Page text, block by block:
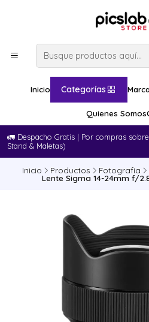
Inicio Categorías
Quienes Somos
🚛​ Despacho Gratis | Por compras
Stand & Maletas)
Inicio Productos Fotografía
Lente Sigma 14-24mm f/